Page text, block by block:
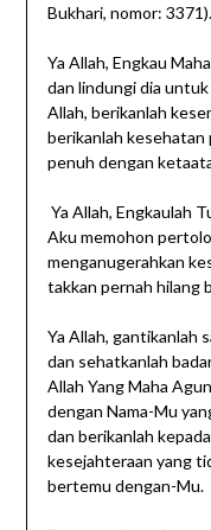
Bukhari, nomor: 3371).
Ya Allah, Engkau
dan lindungi dia
Allah, berikanlah
berikanlah kesehatan
penuh dengan
Ya Allah, Engkaulah
Aku memohon
menganugerahkan
takkan pernah hilang
Ya Allah, gantikanlah
dan sehatkanlah
Allah Yang Maha
dengan Nama-Mu
dan berikanlah
kesejahteraan yang
bertemu dengan-Mu.